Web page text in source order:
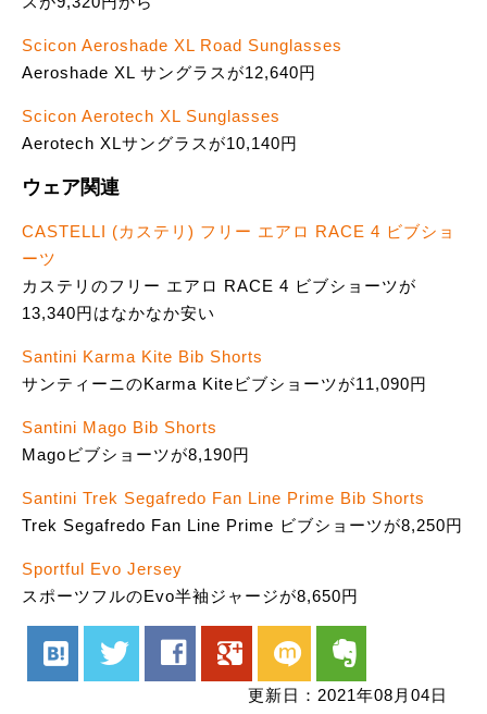
Scicon Aeroshade XL Road Sunglasses
Aeroshade XL サングラスが12,640円
Scicon Aerotech XL Sunglasses
Aerotech XLサングラスが10,140円
ウェア関連
CASTELLI (カステリ) フリー エアロ RACE 4 ビブショ
ーツ
カステリのフリー エアロ RACE 4 ビブショーツが
13,340円はなかなか安い
Santini Karma Kite Bib Shorts
サンティーニのKarma Kiteビブショーツが11,090円
Santini Mago Bib Shorts
Magoビブショーツが8,190円
Santini Trek Segafredo Fan Line Prime Bib Shorts
Trek Segafredo Fan Line Prime ビブショーツが8,250円
Sportful Evo Jersey
スポーツフルのEvo半袖ジャージが8,650円
hatenabookmark twitter facebook google mixi evernote
更新日：2021年08月04日